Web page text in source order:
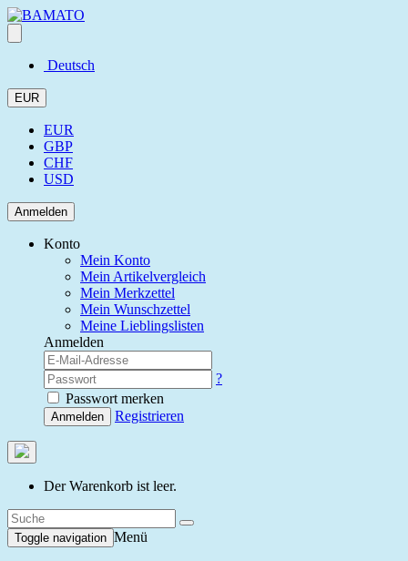
Deutsch
EUR
EUR
GBP
CHF
USD
Anmelden
Konto
Mein Konto
Mein Artikelvergleich
Mein Merkzettel
Mein Wunschzettel
Meine Lieblingslisten
Anmelden
?
Passwort merken
Anmelden Registrieren
Der Warenkorb ist leer.
Toggle navigation Menü